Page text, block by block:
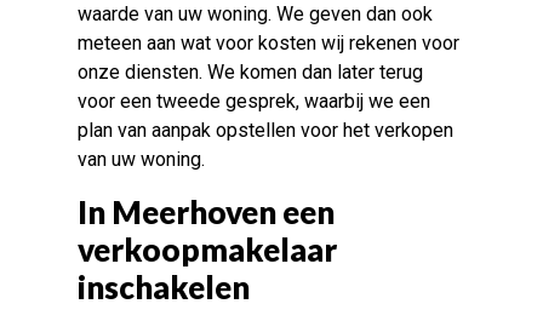
waarde van uw woning. We geven dan ook
meteen aan wat voor kosten wij rekenen voor
onze diensten. We komen dan later terug
voor een tweede gesprek, waarbij we een
plan van aanpak opstellen voor het verkopen
van uw woning.
In Meerhoven een
verkoopmakelaar
inschakelen